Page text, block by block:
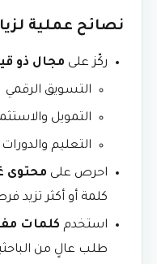
نصائح عملية
ركّز على مجال ذو
التسويق الرقمي
التمويل
التعليم والدورات
احرص على محتوى
كلمة أو أكثر تزيد
استخدم كلمات
طلب عالٍ من